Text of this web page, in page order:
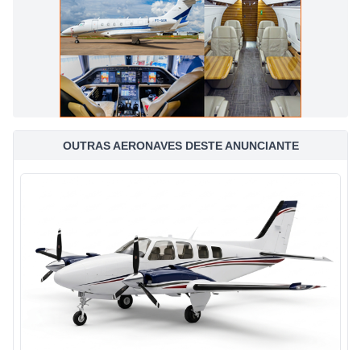
OUTRAS AERONAVES DESTE ANUNCIANTE